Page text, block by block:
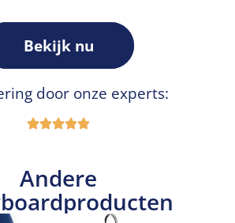
Bekijk nu
door onze experts:
Andere